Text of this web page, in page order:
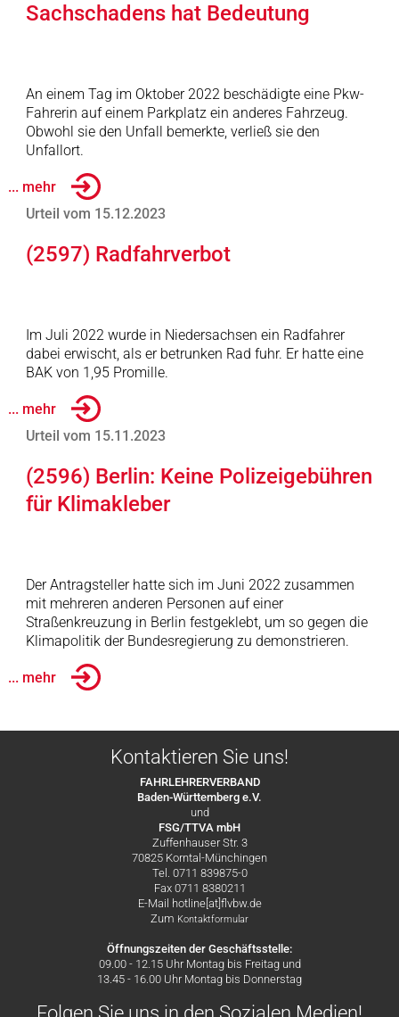
Sachschadens hat Bedeutung
An einem Tag im Oktober 2022 beschädigte eine Pkw-
Fahrerin auf einem Parkplatz ein anderes Fahrzeug.
Obwohl sie den Unfall bemerkte, verließ sie den
Unfallort.
... mehr
Urteil vom 15.12.2023
(2597) Radfahrverbot
Im Juli 2022 wurde in Niedersachsen ein Radfahrer
dabei erwischt, als er betrunken Rad fuhr. Er hatte eine
BAK von 1,95 Promille.
... mehr
Urteil vom 15.11.2023
(2596) Berlin: Keine Polizeigebühren
für Klimakleber
Der Antragsteller hatte sich im Juni 2022 zusammen
mit mehreren anderen Personen auf einer
Straßenkreuzung in Berlin festgeklebt, um so gegen die
Klimapolitik der Bundesregierung zu demonstrieren.
... mehr
Kontaktieren Sie uns!
FAHRLEHRERVERBAND
Baden-Württemberg e.V.
und
FSG/TTVA mbH
Zuffenhauser Str. 3
70825 Korntal-Münchingen
Tel. 0711 839875-0
Fax 0711 8380211
E-Mail hotline[at]flvbw.de
Zum Kontaktformular
Öffnungszeiten der Geschäftsstelle:
09.00 - 12.15 Uhr Montag bis Freitag und
13.45 - 16.00 Uhr Montag bis Donnerstag